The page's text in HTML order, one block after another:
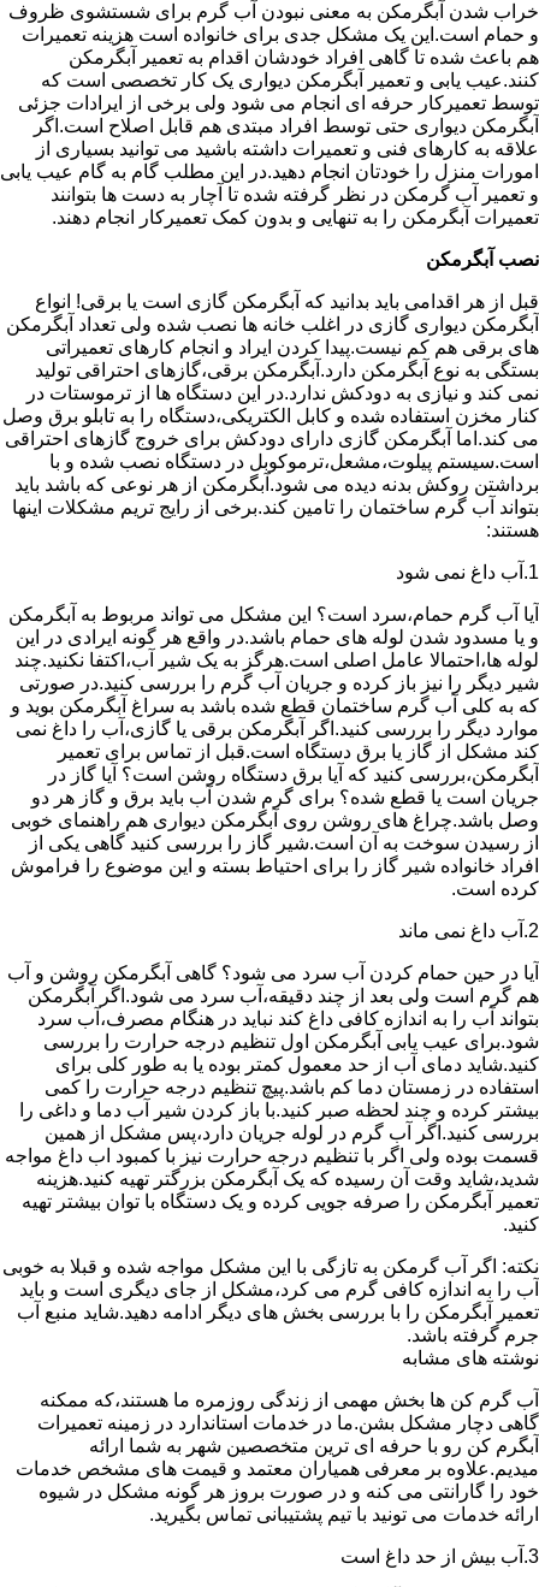
خراب شدن آبگرمکن به معنی نبودن آب گرم برای شستشوی ظروف
و حمام است.این یک مشکل جدی برای خانواده است هزینه تعمیرات
هم باعث شده تا گاهی افراد خودشان اقدام به تعمیر آبگرمکن
کنند.عیب یابی و تعمیر آبگرمکن دیواری یک کار تخصصی است که
توسط تعمیرکار حرفه ای انجام می شود ولی برخی از ایرادات جزئی
آبگرمکن دیواری حتی توسط افراد مبتدی هم قابل اصلاح است.اگر
علاقه به کارهای فنی و تعمیرات داشته باشید می توانید بسیاری از
امورات منزل را خودتان انجام دهید.در این مطلب گام به گام عیب یابی
و تعمیر آب گرمکن در نظر گرفته شده تا آچار به دست ها بتوانند
تعمیرات آبگرمکن را به تنهایی و بدون کمک تعمیرکار انجام دهند.
نصب آبگرمکن
قبل از هر اقدامی باید بدانید که آبگرمکن گازی است یا برقی! انواع
آبگرمکن دیواری گازی در اغلب خانه ها نصب شده ولی تعداد آبگرمکن
های برقی هم کم نیست.پیدا کردن ایراد و انجام کارهای تعمیراتی
بستگی به نوع آبگرمکن دارد.آبگرمکن برقی،گازهای احتراقی تولید
نمی کند و نیازی به دودکش ندارد.در این دستگاه ها از ترموستات در
کنار مخزن استفاده شده و کابل الکتریکی،دستگاه را به تابلو برق وصل
می کند.اما آبگرمکن گازی دارای دودکش برای خروج گازهای احتراقی
است.سیستم پیلوت،مشعل،ترموکوبل در دستگاه نصب شده و با
برداشتن روکش بدنه دیده می شود.آبگرمکن از هر نوعی که باشد باید
بتواند آب گرم ساختمان را تامین کند.برخی از رایج تریم مشکلات اینها
هستند:
1.آب داغ نمی شود
آیا آب گرم حمام،سرد است؟ این مشکل می تواند مربوط به آبگرمکن
و یا مسدود شدن لوله های حمام باشد.در واقع هر گونه ایرادی در این
لوله ها،احتمالا عامل اصلی است.هرگز به یک شیر آب،اکتفا نکنید.چند
شیر دیگر را نیز باز کرده و جریان آب گرم را بررسی کنید.در صورتی
که به کلی آب گرم ساختمان قطع شده باشد به سراغ آبگرمکن بوید و
موارد دیگر را بررسی کنید.اگر آبگرمکن برقی یا گازی،آب را داغ نمی
کند مشکل از گاز یا برق دستگاه است.قبل از تماس برای تعمیر
آبگرمکن،بررسی کنید که آیا برق دستگاه روشن است؟ آیا گاز در
جریان است یا قطع شده؟ برای گرم شدن آب باید برق و گاز هر دو
وصل باشد.چراغ های روشن روی آبگرمکن دیواری هم راهنمای خوبی
از رسیدن سوخت به آن است.شیر گاز را بررسی کنید گاهی یکی از
افراد خانواده شیر گاز را برای احتیاط بسته و این موضوع را فراموش
کرده است.
2.آب داغ نمی ماند
آیا در حین حمام کردن آب سرد می شود؟ گاهی آبگرمکن روشن و آب
هم گرم است ولی بعد از چند دقیقه،آب سرد می شود.اگر آبگرمکن
بتواند آب را به اندازه کافی داغ کند نباید در هنگام مصرف،آب سرد
شود.برای عیب یابی آبگرمکن اول تنظیم درجه حرارت را بررسی
کنید.شاید دمای آب از حد معمول کمتر بوده یا به طور کلی برای
استفاده در زمستان دما کم باشد.پیچ تنظیم درجه حرارت را کمی
بیشتر کرده و چند لحظه صبر کنید.با باز کردن شیر آب دما و داغی را
بررسی کنید.اگر آب گرم در لوله جریان دارد،پس مشکل از همین
قسمت بوده ولی اگر با تنظیم درجه حرارت نیز با کمبود اب داغ مواجه
شدید،شاید وقت آن رسیده که یک آبگرمکن بزرگتر تهیه کنید.هزینه
تعمیر آبگرمکن را صرفه جویی کرده و یک دستگاه با توان بیشتر تهیه
کنید.
نکته: اگر آب گرمکن به تازگی با این مشکل مواجه شده و قبلا به خوبی
آب را به اندازه کافی گرم می کرد،مشکل از جای دیگری است و باید
تعمیر آبگرمکن را با بررسی بخش های دیگر ادامه دهید.شاید منبع آب
جرم گرفته باشد.
نوشته های مشابه
آب گرم کن ها بخش مهمی از زندگی روزمره ما هستند،که ممکنه
گاهی دچار مشکل بشن.ما در خدمات استاندارد در زمینه تعمیرات
آبگرم کن رو با حرفه ای ترین متخصصین شهر به شما ارائه
میدیم.علاوه بر معرفی همیاران معتمد و قیمت های مشخص خدمات
خود را گارانتی می کنه و در صورت بروز هر گونه مشکل در شیوه
ارائه خدمات می تونید با تیم پشتیبانی تماس بگیرید.
3.آب بیش از حد داغ است